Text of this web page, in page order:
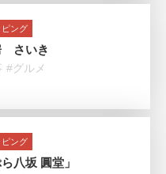
ング
さいき
#グルメ
ング
八坂 圓堂」